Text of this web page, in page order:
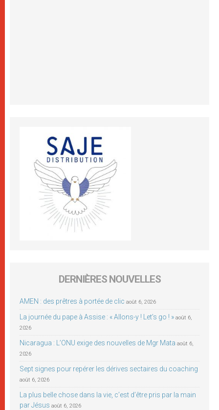
DERNIÈRES NOUVELLES
AMEN : des prêtres à portée de clic août 6, 2026
La journée du pape à Assise : « Allons-y ! Let’s go ! » août 6,
2026
Nicaragua : L’ONU exige des nouvelles de Mgr Mata août 6,
2026
Sept signes pour repérer les dérives sectaires du coaching
août 6, 2026
La plus belle chose dans la vie, c’est d’être pris par la main
par Jésus août 6, 2026